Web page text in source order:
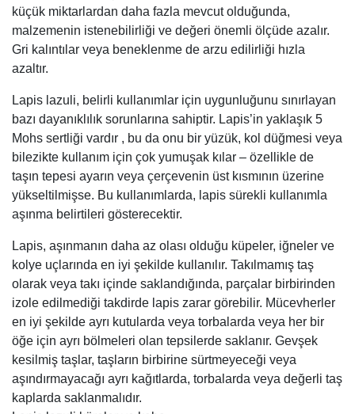
küçük miktarlardan daha fazla mevcut olduğunda,
malzemenin istenebilirliği ve değeri önemli ölçüde azalır.
Gri kalıntılar veya beneklenme de arzu edilirliği hızla
azaltır.
Lapis lazuli, belirli kullanımlar için uygunluğunu sınırlayan
bazı dayanıklılık sorunlarına sahiptir. Lapis’in yaklaşık 5
Mohs sertliği vardır , bu da onu bir yüzük, kol düğmesi veya
bilezikte kullanım için çok yumuşak kılar – özellikle de
taşın tepesi ayarın veya çerçevenin üst kısmının üzerine
yükseltilmişse. Bu kullanımlarda, lapis sürekli kullanımla
aşınma belirtileri gösterecektir.
Lapis, aşınmanın daha az olası olduğu küpeler, iğneler ve
kolye uçlarında en iyi şekilde kullanılır. Takılmamış taş
olarak veya takı içinde saklandığında, parçalar birbirinden
izole edilmediği takdirde lapis zarar görebilir. Mücevherler
en iyi şekilde ayrı kutularda veya torbalarda veya her bir
öğe için ayrı bölmeleri olan tepsilerde saklanır. Gevşek
kesilmiş taşlar, taşların birbirine sürtmeyeceği veya
aşındırmayacağı ayrı kağıtlarda, torbalarda veya değerli taş
kaplarda saklanmalıdır.